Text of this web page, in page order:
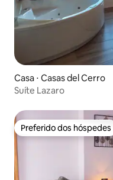
Casa ⋅ Casas del Cerro
Suíte Lazaro
Preferido dos hóspedes
Preferido dos hóspedes